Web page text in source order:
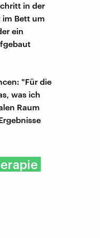
in der
Bett um
ein
"Für die
was ich
Raum